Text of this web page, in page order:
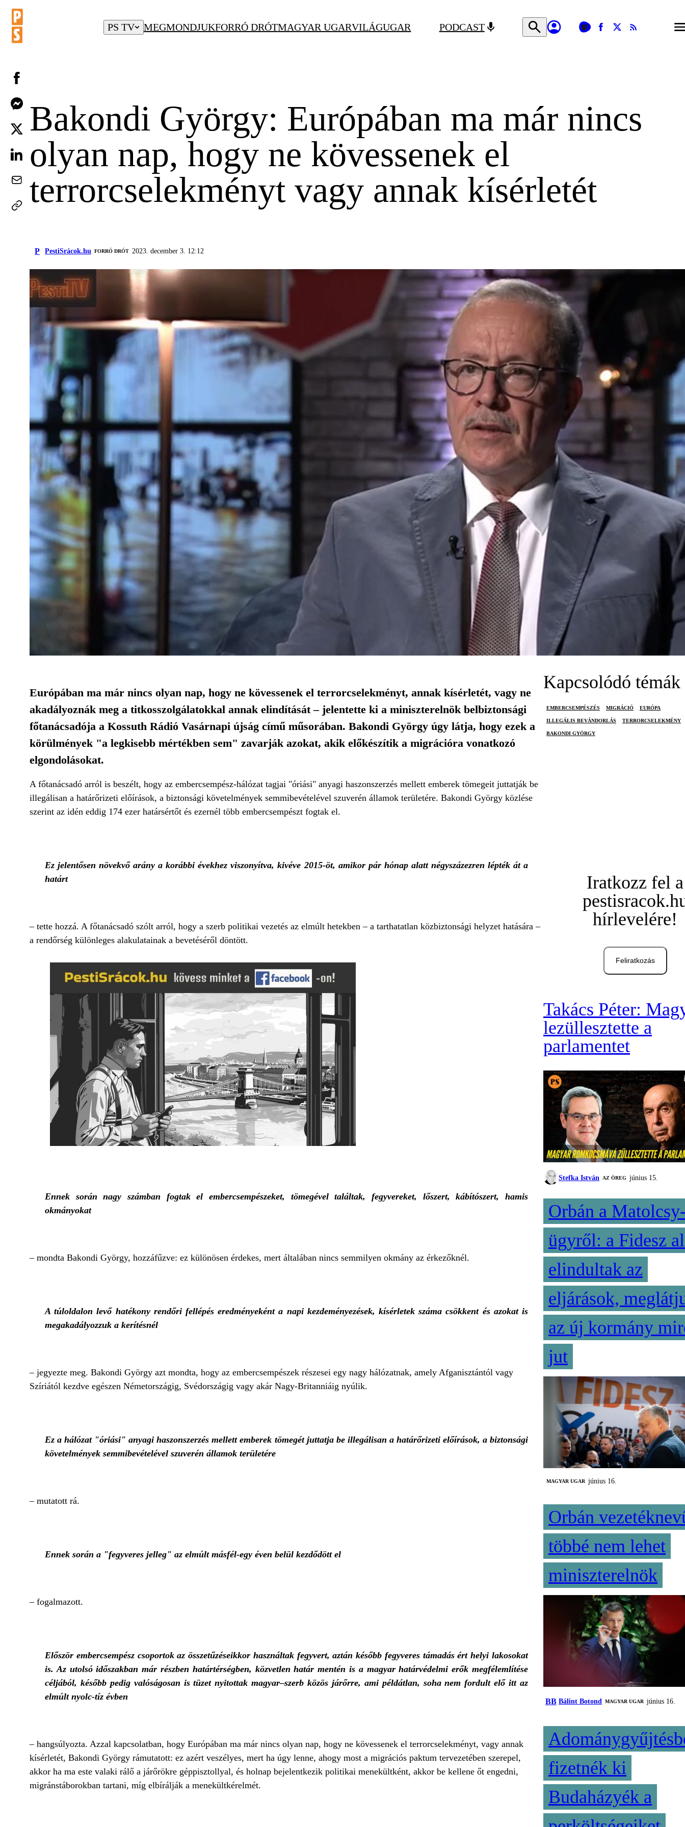
PS TV MEGMONDJUKFORRÓ DRÓTMAGYAR UGARVILÁGUGAR PODCAST
Bakondi György: Európában ma már nincs
olyan nap, hogy ne kövessenek el
terrorcselekményt vagy annak kísérletét
P PestiSrácok.hu FORRÓ DRÓT 2023. december 3. 12:12
Európában ma már nincs olyan nap, hogy ne kövessenek el terrorcselekményt, annak kísérletét, vagy ne
akadályoznák meg a titkosszolgálatokkal annak elindítását – jelentette ki a miniszterelnök belbiztonsági
főtanácsadója a Kossuth Rádió Vasárnapi újság című műsorában. Bakondi György úgy látja, hogy ezek a
körülmények "a legkisebb mértékben sem" zavarják azokat, akik előkészítik a migrációra vonatkozó
elgondolásokat.
A főtanácsadó arról is beszélt, hogy az embercsempész-hálózat tagjai "óriási" anyagi haszonszerzés mellett emberek tömegeit juttatják be
illegálisan a határőrizeti előírások, a biztonsági követelmények semmibevételével szuverén államok területére. Bakondi György közlése
szerint az idén eddig 174 ezer határsértőt és ezernél több embercsempészt fogtak el.
Ez jelentősen növekvő arány a korábbi évekhez viszonyítva, kivéve 2015-öt, amikor pár hónap alatt négyszázezren lépték át a
határt
– tette hozzá. A főtanácsadó szólt arról, hogy a szerb politikai vezetés az elmúlt hetekben – a tarthatatlan közbiztonsági helyzet hatására –
a rendőrség különleges alakulatainak a bevetéséről döntött.
Ennek során nagy számban fogtak el embercsempészeket, tömegével találtak, fegyvereket, lőszert, kábítószert, hamis
okmányokat
– mondta Bakondi György, hozzáfűzve: ez különösen érdekes, mert általában nincs semmilyen okmány az érkezőknél.
A túloldalon levő hatékony rendőri fellépés eredményeként a napi kezdeményezések, kísérletek száma csökkent és azokat is
megakadályozzuk a kerítésnél
– jegyezte meg. Bakondi György azt mondta, hogy az embercsempészek részesei egy nagy hálózatnak, amely Afganisztántól vagy
Szíriától kezdve egészen Németországig, Svédországig vagy akár Nagy-Britanniáig nyúlik.
Ez a hálózat "óriási" anyagi haszonszerzés mellett emberek tömegét juttatja be illegálisan a határőrizeti előírások, a biztonsági
követelmények semmibevételével szuverén államok területére
– mutatott rá.
Ennek során a "fegyveres jelleg" az elmúlt másfél-egy éven belül kezdődött el
– fogalmazott.
Először embercsempész csoportok az összetűzéseikkor használtak fegyvert, aztán később fegyveres támadás ért helyi lakosokat
is. Az utolsó időszakban már részben határtérségben, közvetlen határ mentén is a magyar határvédelmi erők megfélemlítése
céljából, később pedig valóságosan is tüzet nyitottak magyar–szerb közös járőrre, ami példátlan, soha nem fordult elő itt az
elmúlt nyolc-tíz évben
– hangsúlyozta. Azzal kapcsolatban, hogy Európában ma már nincs olyan nap, hogy ne kövessenek el terrorcselekményt, vagy annak
kísérletét, Bakondi György rámutatott: ez azért veszélyes, mert ha úgy lenne, ahogy most a migrációs paktum tervezetében szerepel,
akkor ha ma este valaki rálő a járőrökre géppisztollyal, és holnap bejelentkezik politikai menekültként, akkor be kellene őt engedni,
migránstáborokban tartani, míg elbírálják a menekültkérelmét.
Kapcsolódó témák
EMBERCSEMPÉSZÉS MIGRÁCIÓ EURÓPA
ILLEGÁLIS BEVÁNDORLÁS TERRORCSELEKMÉNY
BAKONDI GYÖRGY
Iratkozz fel a
hírlevelére!
Feliratkozás
Takács Péter:
lezüllesztette a
parlamentet
Stefka István AZ ÖREG június 15.
Orbán a
ügyről: a Fidesz
elindultak az
eljárások,
az új kormány
jut
MAGYAR UGAR június 16.
Orbán
többé nem lehet
miniszterelnök
BB Bálint Botond MAGYAR UGAR június 16.
fizetnék ki
Budaházyék a